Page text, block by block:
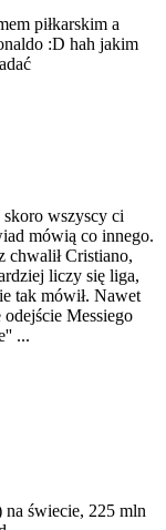
piłkarskim a
:D hah jakim
wszyscy ci
mówią co innego.
chwalił Cristiano,
liczy się liga,
tak mówił. Nawet
Messiego
...
świecie, 225 mln